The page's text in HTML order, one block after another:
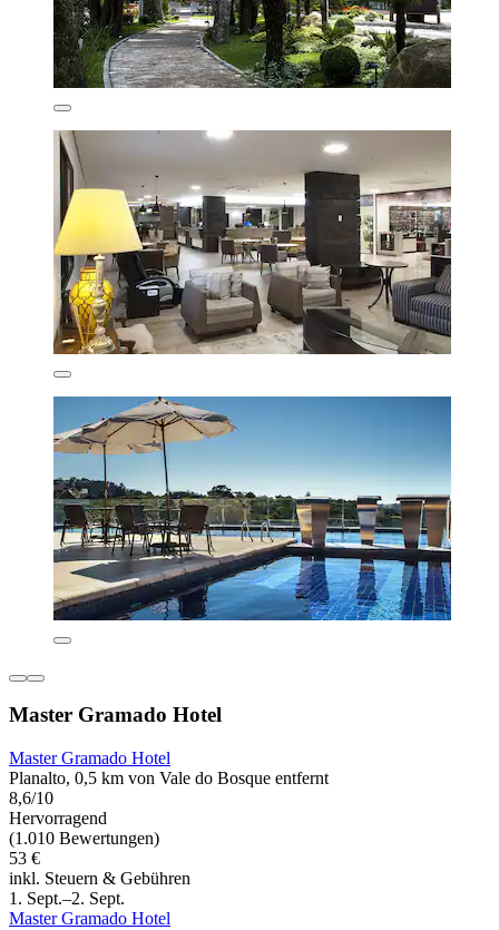
Master Gramado Hotel
Master Gramado Hotel
Planalto, 0,5 km von Vale do Bosque entfernt
8,6/10
Hervorragend
(1.010 Bewertungen)
53 €
inkl. Steuern & Gebühren
1. Sept.–2. Sept.
Master Gramado Hotel